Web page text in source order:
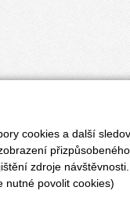
cookies a další
zdroje návštěvnosti.
nutné povolit cookies)